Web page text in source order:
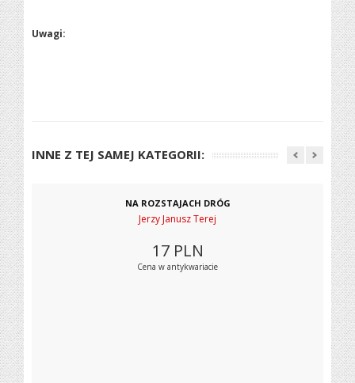
Uwagi:
INNE Z TEJ SAMEJ KATEGORII:
NA ROZSTAJACH DRÓG
Jerzy Janusz Terej
17 PLN
Cena w antykwariacie